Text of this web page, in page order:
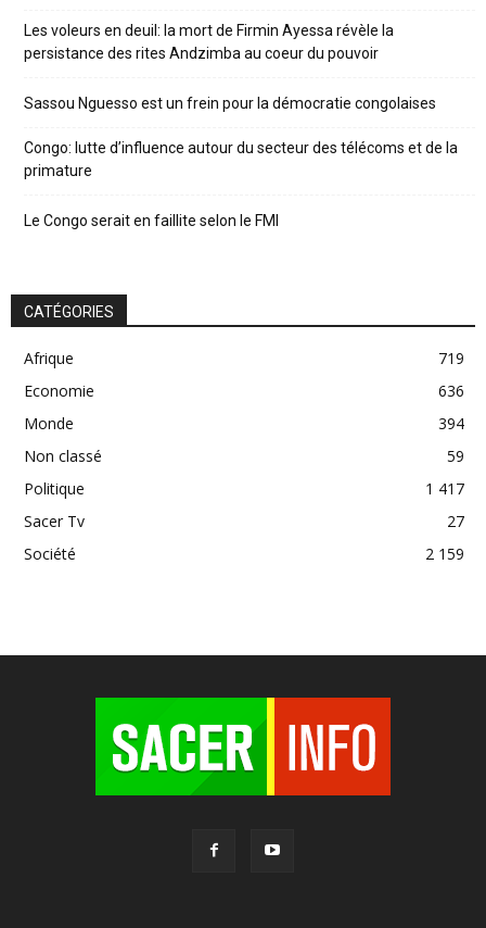
Les voleurs en deuil: la mort de Firmin Ayessa révèle la
persistance des rites Andzimba au coeur du pouvoir
Sassou Nguesso est un frein pour la démocratie congolaises
Congo: lutte d’influence autour du secteur des télécoms et de la
primature
Le Congo serait en faillite selon le FMI
CATÉGORIES
Afrique
719
Economie
636
Monde
394
Non classé
59
Politique
1 417
Sacer Tv
27
Société
2 159